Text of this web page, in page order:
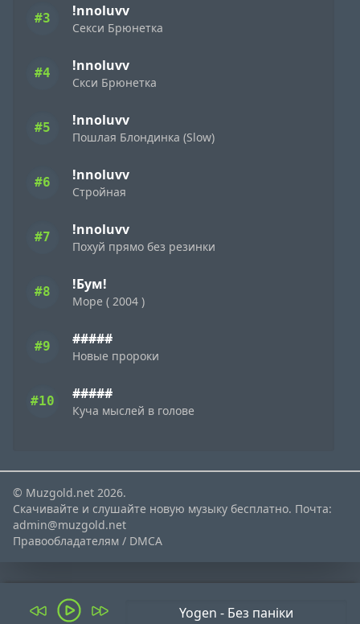
#3 !nnoluvv
Секси Брюнетка
#4 !nnoluvv
Скси Брюнетка
#5 !nnoluvv
Пошлая Блондинка (Slow)
#6 !nnoluvv
Стройная
#7 !nnoluvv
Похуй прямо без резинки
#8 !Бум!
Море ( 2004 )
#9 #####
Новые пророки
#10 #####
Куча мыслей в голове
© Muzgold.net 2026.
Скачивайте и слушайте новую музыку бесплатно. Почта:
admin@muzgold.net
Правообладателям / DMCA
Yogen - Без паніки